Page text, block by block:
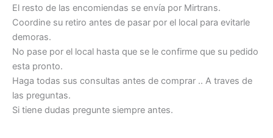
El resto de las encomiendas se envía por Mirtrans.
Coordine su retiro antes de pasar por el local para evitarle
demoras.
No pase por el local hasta que se le confirme que su pedido
esta pronto.
Haga todas sus consultas antes de comprar .. A traves de
las preguntas.
Si tiene dudas pregunte siempre antes.